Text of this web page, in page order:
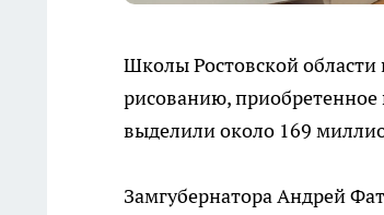
Школы Ростовской
рисованию,
выделили около 169
Замгубернатора Андрей